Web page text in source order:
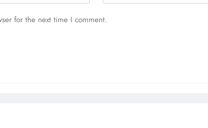
for the next time I comment.